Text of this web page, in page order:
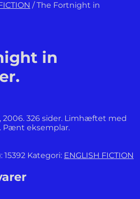
/The Fortnight in
in
2006. 326 sider. Limhæftet med
Pænt eksemplar.
15392 Kategori: ENGLISH FICTION